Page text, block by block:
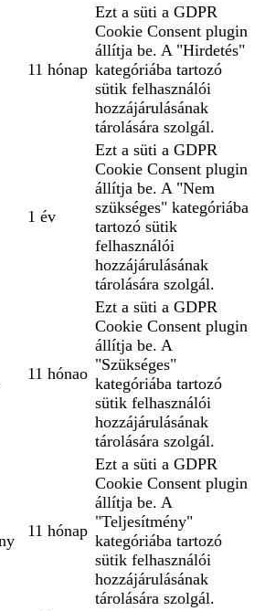
11 hónap
Ezt a süti a GDPR
Cookie Consent plugin
állítja be. A "Hirdetés"
kategóriába tartozó
sütik felhasználói
hozzájárulásának
tárolására szolgál.
1 év
Ezt a süti a GDPR
Cookie Consent plugin
állítja be. A "Nem
szükséges" kategóriába
tartozó sütik
felhasználói
hozzájárulásának
tárolására szolgál.
11 hónao
Ezt a süti a GDPR
Cookie Consent plugin
állítja be. A
"Szükséges"
kategóriába tartozó
sütik felhasználói
hozzájárulásának
tárolására szolgál.
11 hónap
Ezt a süti a GDPR
Cookie Consent plugin
állítja be. A
"Teljesítmény"
kategóriába tartozó
sütik felhasználói
hozzájárulásának
tárolására szolgál.